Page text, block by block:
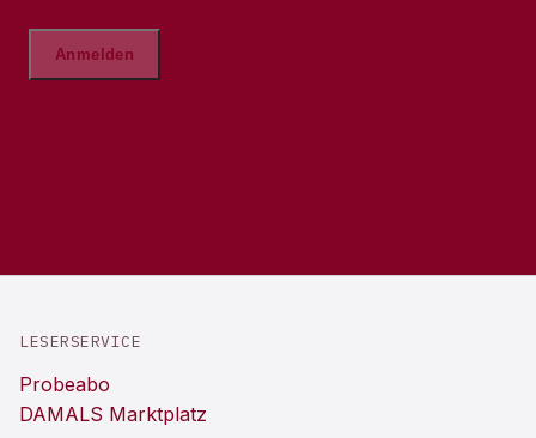
LESERSERVICE
Probeabo
DAMALS Marktplatz